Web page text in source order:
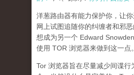
洋葱路由器有能力保护你，让
网上试图追随你的纠缠者和邪
想成为另一个 Edward
使用 TOR 浏览器来做到这一点。
Tor 浏览器旨在尽量减少间谍行